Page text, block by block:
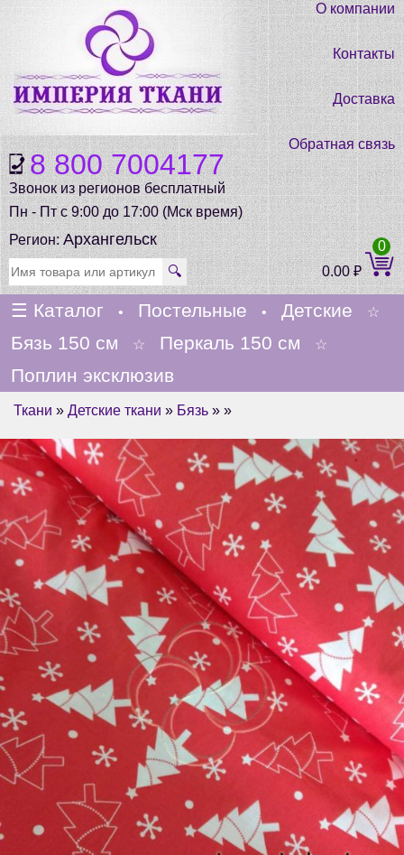
8 800 7004177
Звонок из регионов бесплатный
Пн - Пт с 9:00 до 17:00 (Мск время)
О компании
Контакты
Доставка
Обратная связь
Регион:Архангельск
🔍 0.00₽
0
☰ Каталог • Постельные • Детские ☆
Бязь 150 см ☆ Перкаль 150 см ☆
Поплин эксклюзив
Ткани » Детские ткани » Бязь » »